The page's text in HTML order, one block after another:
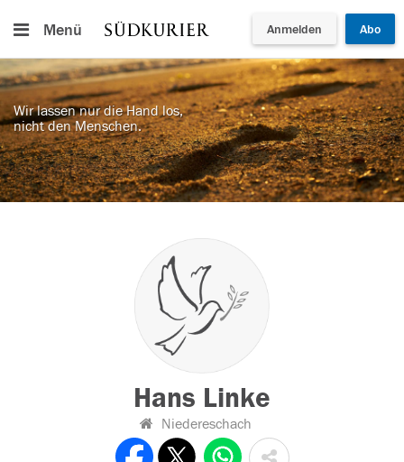
Menü Anmelden Abo
Wir lassen nur die Hand los,
nicht den Menschen.
Hans Linke
Niedereschach